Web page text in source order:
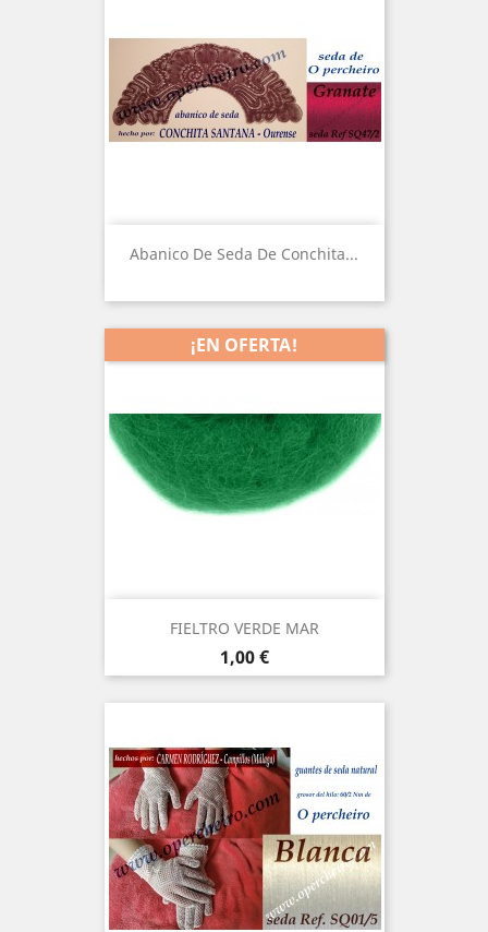
Abanico De Seda De Conchita...
FIELTRO VERDE MAR
Precio
1,00 €
¡EN OFERTA!